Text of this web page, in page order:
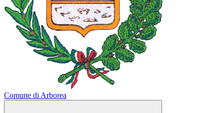
Comune di Arborea